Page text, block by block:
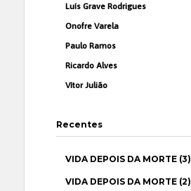
Luís Grave Rodrigues
Onofre Varela
Paulo Ramos
Ricardo Alves
Vítor Julião
Recentes
VIDA DEPOIS DA MORTE (3)
VIDA DEPOIS DA MORTE (2)